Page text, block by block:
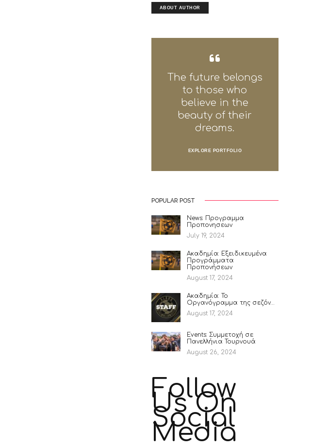
ABOUT AUTHOR
The future belongs
to those who
believe in the
beauty of their
dreams.
EXPLORE PORTFOLIO
POPULAR POST
News: Προγραμμα
Προπονησεων
July 19, 2024
Ακαδημία: Εξειδικευμένα
Προγράμματα
Προπονήσεων
August 17, 2024
Ακαδημία: Το
Οργανόγραμμα της σεζόν…
August 17, 2024
Events: Συμμετοχή σε
Πανελλήνια Τουρνουά
August 26, 2024
Follow
Us On
Social
Media